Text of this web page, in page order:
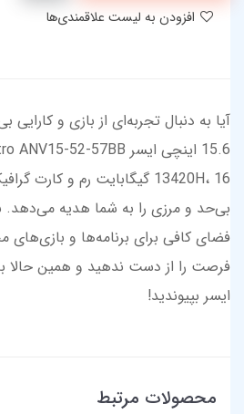
آیا به دنبال تجربه‌ای از بازی و
فضای کافی برای برنامه‌ها و بازی‌های
فرصت را از دست ندهید و همین حالا
ایسر بپیوندید!
محصولات مرتبط